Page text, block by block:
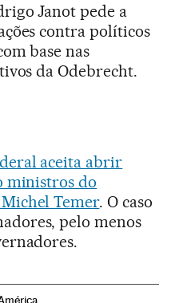
Janot pede a
contra políticos
base nas
da Odebrecht.
aceita abrir
ministros do
Temer. O caso
pelo menos